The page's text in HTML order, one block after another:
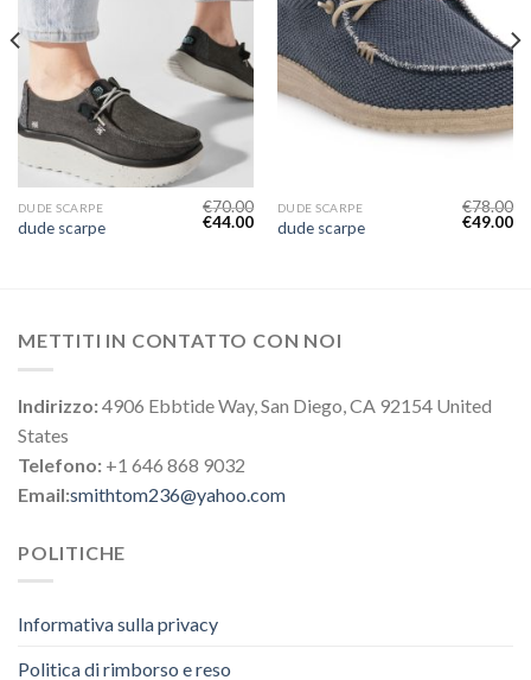
DUDE SCARPE
dude scarpe
€70.00
€44.00
DUDE SCARPE
dude scarpe
€78.00
€49.00
METTITI IN CONTATTO CON NOI
Indirizzo:4906 Ebbtide Way, San Diego, CA 92154 United
States
Telefono: +1 646 868 9032
Email:smithtom236@yahoo.com
POLITICHE
Informativa sulla privacy
Politica di rimborso e reso